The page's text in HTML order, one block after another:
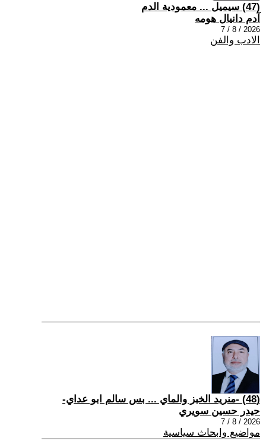
(47) سيميل ... معمودية الدم
آدم دانيال هومه
2026 / 8 / 7
الادب والفن
(48) -منريد الخبز والماي ... بس سالم ابو عداي-
حيدر حسين سويري
2026 / 8 / 7
مواضيع وابحاث سياسية